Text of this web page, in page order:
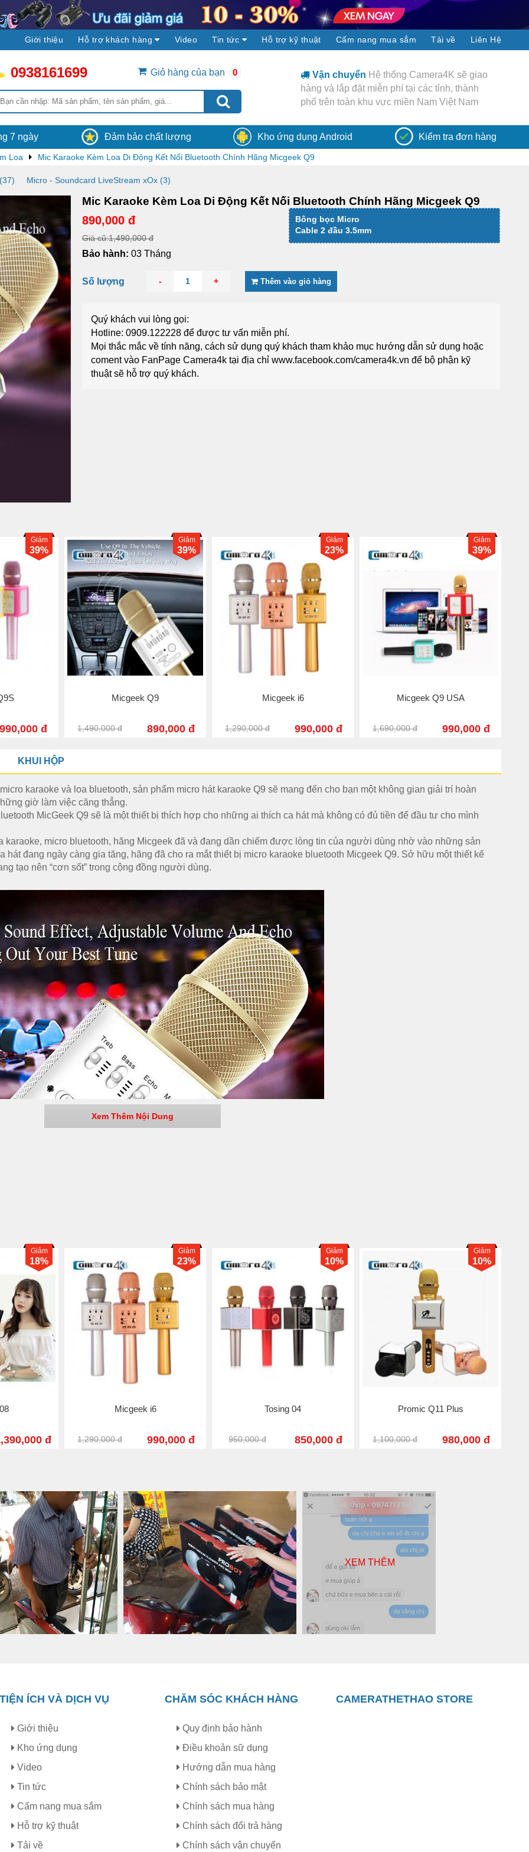
Giới thiệu Hỗ trợ khách hàng Video Tin tức Hỗ trợ kỹ thuật Cẩm nang mua sắm Tải về Liên Hệ
0938161699 Giỏ hàng của bạn 0
30 phút, hệ
thông báo nhận
viên của
Vận chuyểnHệ thống Camera4K sẽ giao
hàng và lắp đặt miễn phí tại các tỉnh, thành
phố trên toàn khu vực miền Nam Việt Nam
Khuyến mãi Hệ thống Camera4K sẽ giao
hàng và lắp đặt miễn phí tại các tỉnh, thành
phố trên toàn khu vực miền Nam Việt Nam
7 ngày Đảm bảo chất lượng Kho ứng dụng Android Kiểm tra đơn hàng
Loa Mic Karaoke Kèm Loa Di Động Kết Nối Bluetooth Chính Hãng Micgeek Q9
Micro - Soundcard LiveStream xOx (3)
Mic Karaoke Kèm Loa Di Động Kết Nối Bluetooth Chính Hãng Micgeek Q9
890,000 đ
Giá cũ:1,490,000 đ
Bảo hành: 03 Tháng
Bông bọc Micro
Cable 2 đầu 3.5mm
Số lượng - 1 + Thêm vào giỏ hàng
Quý khách vui lòng gọi:
Hotline: 0909.122228 để được tư vấn miễn phí.
Mọi thắc mắc về tính năng, cách sử dụng quý khách tham khảo mục hướng dẫn sử dụng hoặc
coment vào FanPage Camera4k tại địa chỉ www.facebook.com/camera4k.vn để bộ phận kỹ
thuật sẽ hỗ trợ quý khách.
Giảm
39%
890,000 đ
Giảm
33%
Micgeek M6
990,000 đ 650,000 đ
Giảm
39%
Micgeek Q9S
1,690,000 đ 990,000 đ
Giảm
39%
Micgeek Q9
1,490,000 đ 890,000 đ
KHUI HỘP
karaoke và loa bluetooth, sản phẩm micro hát karaoke Q9 sẽ mang đến cho bạn một không gian giải trí hoàn
giờ làm việc căng thẳng.
MicGeek Q9 sẽ là một thiết bị thích hợp cho những ai thích ca hát mà không có đủ tiền để đầu tư cho mình
micro bluetooth, hãng Micgeek đã và đang dần chiếm được lòng tin của người dùng nhờ vào những sản
đang ngày càng gia tăng, hãng đã cho ra mắt thiết bị micro karaoke bluetooth Micgeek Q9. Sở hữu một thiết kế
tạo nên “cơn sốt” trong cộng đồng người dùng.
karaoke di dong của hãng Tuxun là Q7 thì chắc hẳn nhiều người sẽ liên tưởng ngày đến thiết kế của Micgeek Q9.
kế sang trọng với toàn bộ khung vỏ được làm bằng kim loại nhôm sáng bóng. Nhờ sử dụng chất liệu kim loại này
mái cho người dùng nếu như sử dụng trong một thời gian dài.
cho khả năng truyền tải dữ liệu tốc độ cao trong khoảng lên tới hơn 10m. Mọi bài hát đều diễn ra mượt mà
Xem Thêm Nội Dung
Giảm
39%
đ
Giảm
39%
Micgeek Q9
1,490,000 đ 890,000 đ
Giảm
39%
Micgeek Q9 USA
1,690,000 đ 990,000 đ
Giảm
33%
Micgeek M6
990,000 đ 650,000 đ
XEM THÊM
TIỆN ÍCH VÀ DỊCH VỤ
Giới thiệu
Kho ứng dụng
Video
Tin tức
Cẩm nang mua sắm
Hỗ trợ kỹ thuật
Tải về
CHĂM SÓC KHÁCH HÀNG
Quy định bảo hành
Điều khoản sữ dụng
Hướng dẫn mua hàng
Chính sách bảo mật
Chính sách mua hàng
Chính sách đổi trả hàng
Chính sách vận chuyển
CAMERATHETHAO STORE